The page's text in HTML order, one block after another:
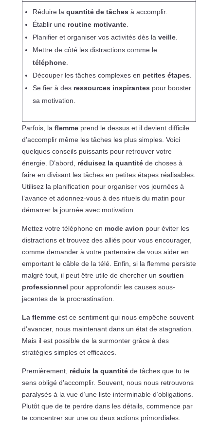
Réduire la quantité de tâches à accomplir.
Établir une routine motivante.
Planifier et organiser vos activités dès la veille.
Mettre de côté les distractions comme le
téléphone.
Découper les tâches complexes en petites étapes
Se fier à des ressources inspirantes pour booster
sa motivation.
Parfois, la flemmeprend le dessus et il devient difficile
d’accomplir même les tâches les plus simples. Voici
quelques conseils puissants pour retrouver votre
énergie. D’abord, réduisez la quantitéde choses à
faire en divisant les tâches en petites étapes réalisables.
Utilisez la planification pour organiser vos journées à
l’avance et adonnez-vous à des rituels du matin pour
démarrer la journée avec motivation.
Mettez votre téléphone en mode avion pour éviter les
distractions et trouvez des alliés pour vous encourager,
comme demander à votre partenaire de vous aider en
emportant le câble de la télé. Enfin, si la flemme persiste
malgré tout, il peut être utile de chercher un soutien
professionnel pour approfondir les causes sous-
jacentes de la procrastination.
La flemmeest ce sentiment qui nous empêche souvent
d’avancer, nous maintenant dans un état de stagnation.
Mais il est possible de la surmonter grâce à des
stratégies simples et efficaces.
Premièrement, réduis la quantitéde tâches que tu te
sens obligé d’accomplir. Souvent, nous nous retrouvons
paralysés à la vue d’une liste interminable d’obligations.
Plutôt que de te perdre dans les détails, commence par
te concentrer sur une ou deux actions primordiales.